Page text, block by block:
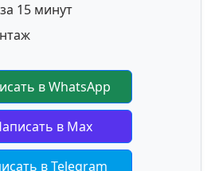
15 минут
в WhatsApp
в Max
в Telegram